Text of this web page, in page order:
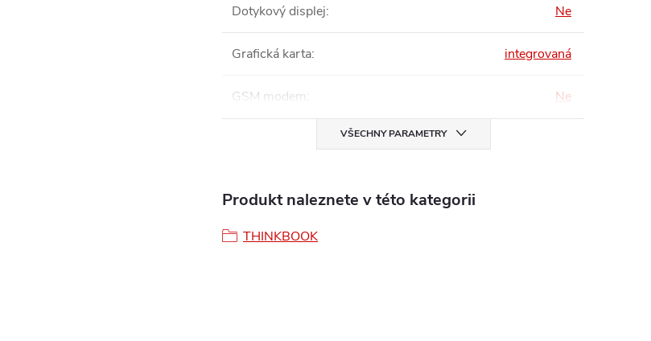
Dotykový displej: Ne
Grafická karta: integrovaná
GSM modem: Ne
VŠECHNY PARAMETRY
Produkt naleznete v této kategorii
THINKBOOK